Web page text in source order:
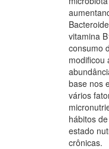
vitamina
consumo
modificou
base nos
vários
hábitos
estado
crônicas.